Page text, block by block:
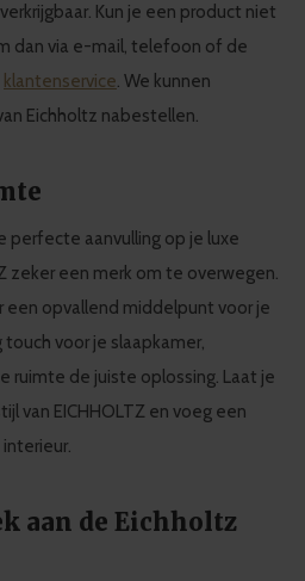
Kun je een product niet
dan via e-mail, telefoon of de
klantenservice. We kunnen
Eichholtz nabestellen.
perfecte aanvulling op je luxe
zeker een merk om te overwegen.
een opvallend middelpunt voor je
voor je slaapkamer,
ruimte de juiste oplossing. Laat je
van EICHHOLTZ en voeg een
aan de Eichholtz